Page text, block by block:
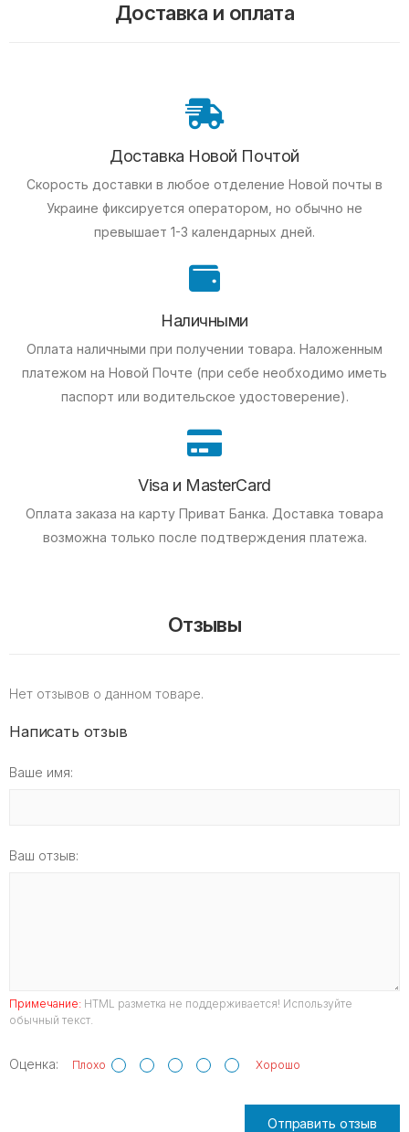
Доставка и оплата
Доставка Новой Почтой
Скорость доставки в любое отделение Новой почты в
Украине фиксируется оператором, но обычно не
превышает 1-3 календарных дней.
Наличными
Оплата наличными при получении товара. Наложенным
платежом на Новой Почте (при себе необходимо иметь
паспорт или водительское удостоверение).
Visa и MasterCard
Оплата заказа на карту Приват Банка. Доставка товара
возможна только после подтверждения платежа.
Отзывы
Нет отзывов о данном товаре.
Написать отзыв
Ваше имя:
Ваш отзыв:
Примечание: HTML разметка не поддерживается! Используйте
обычный текст.
Оценка: Плохо Хорошо
Отправить отзыв